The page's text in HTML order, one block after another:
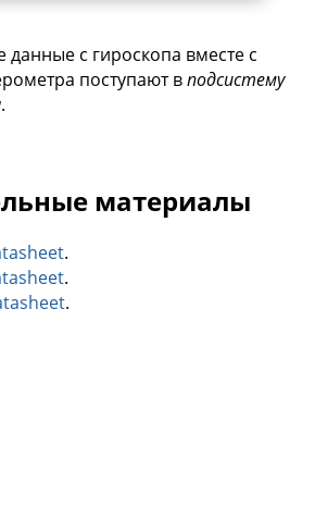
с гироскопа вместе с
поступают вподсистему
.
материалы
.
.
.